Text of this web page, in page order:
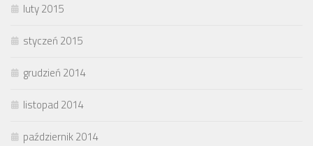
luty 2015
styczeń 2015
grudzień 2014
listopad 2014
październik 2014